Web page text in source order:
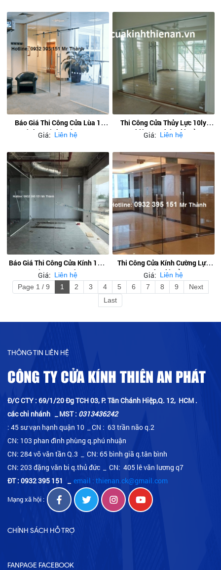
Báo Giá Thi Công Cửa Lùa 1
Cánh 2 Cánh Cường Lực
Giá: Liên hệ
Thi Công Cửa Thủy Lực 10ly
Thiên An Phát Giá Rẻ
Giá: Liên hệ
Báo Giá Thi Công Cửa Kính 10ly
Cường Lực Quận 5
Giá: Liên hệ
Thi Công Cửa Kính Cường Lực
12ly Giá Rẻ
Giá: Liên hệ
Page 1 / 9
1 2 3 4 5 6 7 8 9
Next
Last
THÔNG TIN LIÊN HỆ
CÔNG TY CỬA KÍNH THIÊN AN PHÁT
Đ/C CTY : 69/1/20 Đg TCH 03, P. Tân Chánh Hiệp,Q. 12, HCM .
các chi nhánh _ MST : 0313436242
: 45 sư vạn hạnh quận 10 _ CN : 63 trần não q.2
CN: 103 phan đình phùng q.phú nhuận
CN: 284 võ văn tần Q.3 _ CN: 65 bình giã q.tân bình
CN: 203 đặng văn bi q.thủ đức _ CN: 405 lê văn lương q7
ĐT : 0932 395 151 _ email : thienan.ck@gmail.com
Mạng xã hội :
CHÍNH SÁCH HỖ TRỢ
FANPAGE FACEBOOK